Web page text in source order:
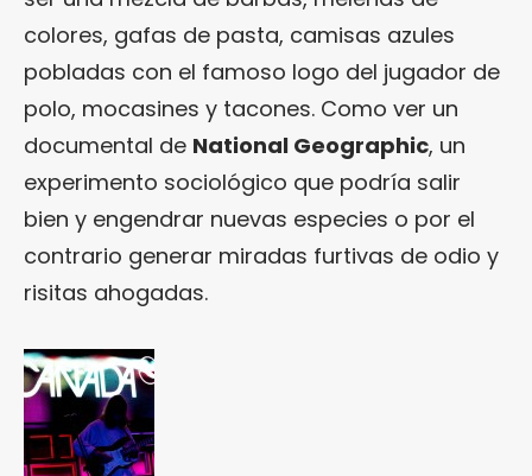
colores, gafas de pasta, camisas azules
pobladas con el famoso logo del jugador de
polo, mocasines y tacones. Como ver un
documental de National Geographic, un
experimento sociológico que podría salir
bien y engendrar nuevas especies o por el
contrario generar miradas furtivas de odio y
risitas ahogadas.